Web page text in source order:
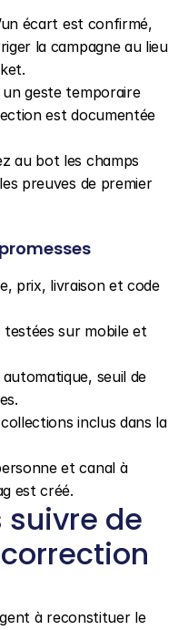
écart est confirmé,
la campagne au lieu
geste temporaire
est documentée
au bot les champs
preuves de premier
prix, livraison et code
testées sur mobile et
seuil de
inclus dans la
et canal à
est créé.
suivre de
à reconstituer le